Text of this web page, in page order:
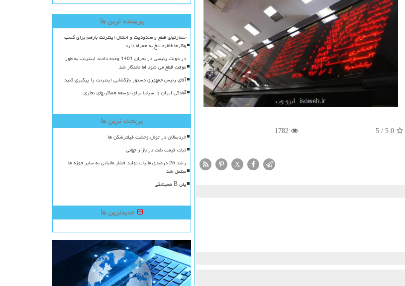
5.0
/
5
1782
X
پربیننده ترین ها
خسارتهای قطع و محدودیت و اختلال اینترنت بازهم برای کسب
وکارها خاطره تلخ به همراه دارد
در دولت رئیسی در بحران 1401 وعده دادند اینترنت به طور
موقت قطع می شود اما ماندگار شد
آقای رئیس جمهوری دستور بازگشایی اینترنت را پیگیری کنید
آمادگی ایران و اسپانیا برای توسعه همکاریهای تجاری
پربحث ترین ها
خردسالان در تونل وحشت فیلترشکن ها
ثبات قیمت نفت در بازار جهانی
رشد 25 درصدی مالیات تولید فشار مالیاتی به سایر حوزه ها
منتقل شد
پلن B همیشگی
جدیدترین ها